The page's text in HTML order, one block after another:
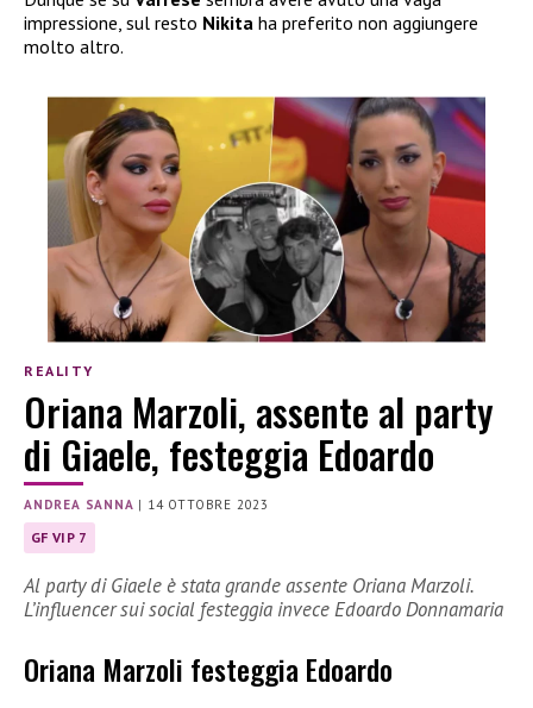
impressione, sul resto Nikita ha preferito non aggiungere
molto altro.
REALITY
Oriana Marzoli, assente al party
di Giaele, festeggia Edoardo
ANDREA SANNA | 14 OTTOBRE 2023
GF VIP 7
Al party di Giaele è stata grande assente Oriana Marzoli.
L’influencer sui social festeggia invece Edoardo Donnamaria
Oriana Marzoli festeggia Edoardo